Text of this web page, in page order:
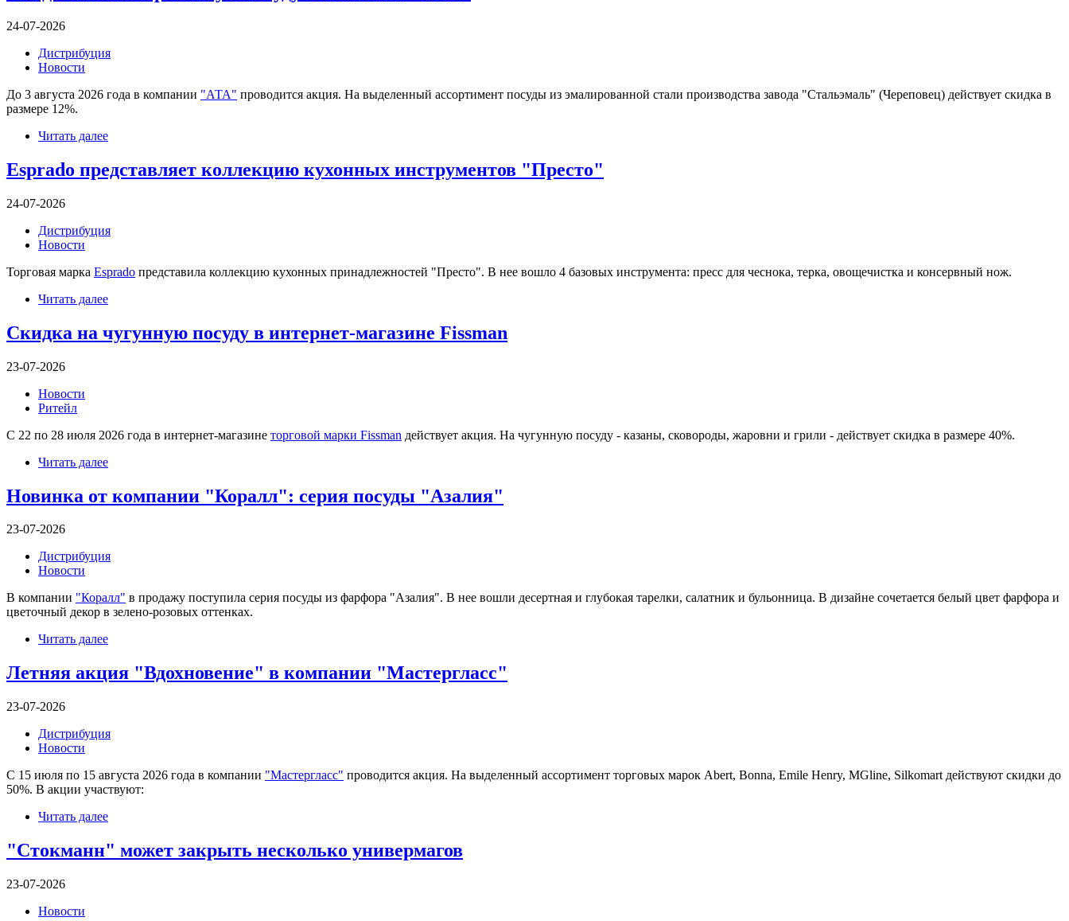
24-07-2026
Дистрибуция
Новости
До 3 августа 2026 года в компании "АТА" проводится акция. На выделенный ассортимент посуды из эмалированной стали производства завода "Стальэмаль" (Череповец) действует скидка в
размере 12%.
Читать далее
Esprado представляет коллекцию кухонных инструментов "Престо"
24-07-2026
Дистрибуция
Новости
Торговая марка Esprado представила коллекцию кухонных принадлежностей "Престо". В нее вошло 4 базовых инструмента: пресс для чеснока, терка, овощечистка и консервный нож.
Читать далее
Скидка на чугунную посуду в интернет-магазине Fissman
23-07-2026
Новости
Ритейл
С 22 по 28 июля 2026 года в интернет-магазине торговой марки Fissman действует акция. На чугунную посуду - казаны, сковороды, жаровни и грили - действует скидка в размере 40%.
Читать далее
Новинка от компании "Коралл": серия посуды "Азалия"
23-07-2026
Дистрибуция
Новости
В компании "Коралл" в продажу поступила серия посуды из фарфора "Азалия". В нее вошли десертная и глубокая тарелки, салатник и бульонница. В дизайне сочетается белый цвет фарфора и
цветочный декор в зелено-розовых оттенках.
Читать далее
Летняя акция "Вдохновение" в компании "Мастергласс"
23-07-2026
Дистрибуция
Новости
С 15 июля по 15 августа 2026 года в компании "Мастергласс" проводится акция. На выделенный ассортимент торговых марок Abert, Bonna, Emile Henry, MGline, Silkomart действуют скидки до
50%. В акции участвуют:
Читать далее
"Стокманн" может закрыть несколько универмагов
23-07-2026
Новости